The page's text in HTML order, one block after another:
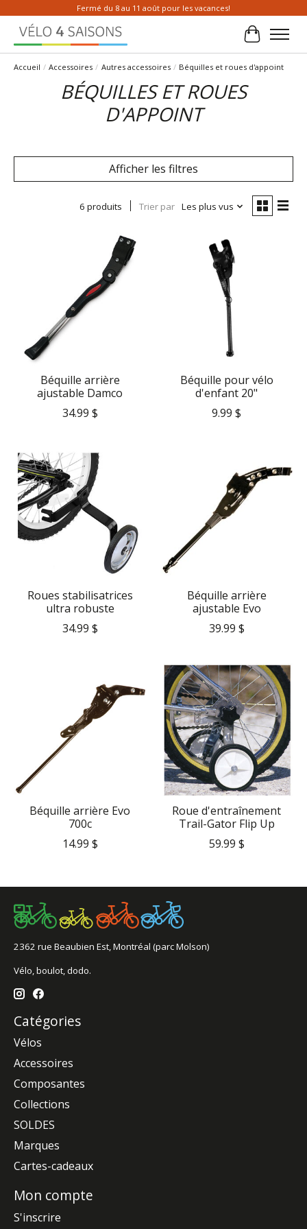
Fermé du 8 au 11 août pour les vacances!
Panier
Accueil / Accessoires / Autres accessoires / Béquilles et roues d'appoint
BÉQUILLES ET ROUES
D'APPOINT
Afficher les filtres
6 produits Trier par Les plus vus
Béquille arrière
ajustable Damco
34.99 $
Béquille pour vélo
d'enfant 20"
9.99 $
Roues stabilisatrices
ultra robuste
34.99 $
Béquille arrière
ajustable Evo
39.99 $
Béquille arrière Evo
700c
14.99 $
Roue d'entraînement
Trail-Gator Flip Up
59.99 $
2362 rue Beaubien Est, Montréal (parc Molson)
Vélo, boulot, dodo.
Catégories
Vélos
Accessoires
Composantes
Collections
SOLDES
Marques
Cartes-cadeaux
Mon compte
S'inscrire